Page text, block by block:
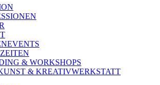
& WORKSHOPS
& KREATIVWERKSTATT